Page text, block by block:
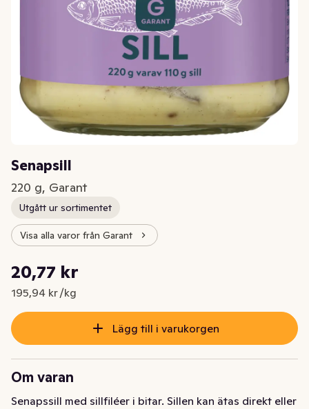
Senapsill
220 g, Garant
Utgått ur sortimentet
Visa alla varor från Garant
Nuvarande pris är: 20,77 kr
20,77 kr
195,94 kr /kg
Styckpris: 195,94 kr /kg
Lägg till i varukorgen
Om varan
Senapssill med sillfiléer i bitar. Sillen kan ätas direkt eller